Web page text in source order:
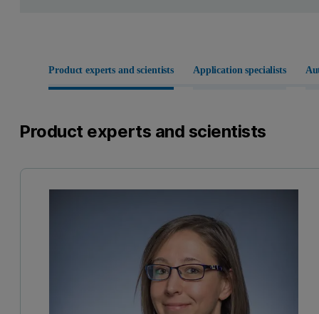
Product experts and scientists Application specialists
Product experts and scientists